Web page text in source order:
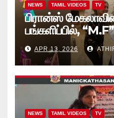
NEWS TAMIL VIDEOS TV
பிரான்ஸ்
பங்களிப்பில்,
“கற்றலுக்கான
கொப்பிகள்”
APR 13, 2026
NEWS TAMIL VIDEOS TV